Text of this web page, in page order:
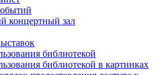
концертный зал
библиотекой
библиотекой в картинках